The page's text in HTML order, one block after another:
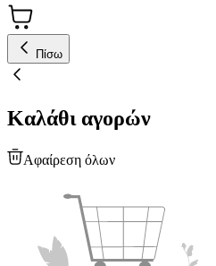
Πίσω
Καλάθι αγορών
Αφαίρεση όλων